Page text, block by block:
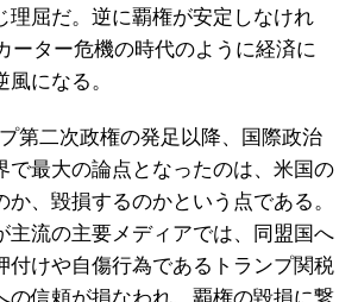
理屈だ。逆に覇権が安定しなけれ
ーター危機の時代のように経済に
になる。
第二次政権の発足以降、国際政治
で最大の論点となったのは、米国の
、毀損するのかという点である。
主流の主要メディアでは、同盟国へ
付けや自傷行為であるトランプ関税